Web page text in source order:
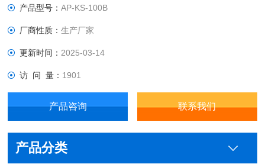
等领域需用的试验设备，考核和确定此类产品在进行温湿度变化
产品型号：AP-KS-100B
厂商性质：生产厂家
更新时间： 2025-03-14
访 问 量： 1901
产品咨询 联系我们
产品分类